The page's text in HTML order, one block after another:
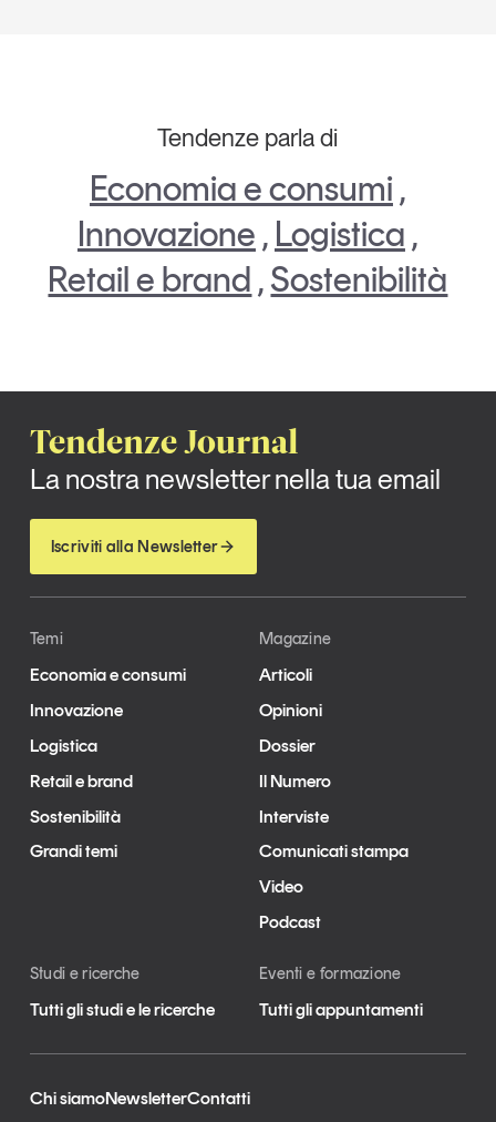
Tendenze parla di
Economia e consumi ,
Innovazione , Logistica ,
Retail e brand ,Sostenibilità
Tendenze Journal
La nostra newsletter nella tua email
Iscriviti alla Newsletter
Temi
Economia e consumi
Innovazione
Logistica
Retail e brand
Sostenibilità
Grandi temi
Magazine
Articoli
Opinioni
Dossier
Il Numero
Interviste
Comunicati stampa
Video
Podcast
Studi e ricerche
Tutti gli studi e le ricerche
Eventi e formazione
Tutti gli appuntamenti
Chi siamoNewsletterContatti